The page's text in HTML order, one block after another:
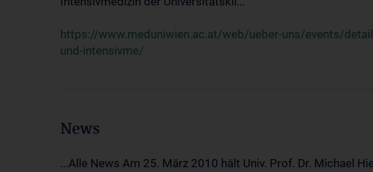
https://www.meduniwien.ac.at/web/ueber-uns/events/
und-intensivme/
News
...Alle News Am 25. März 2010 hält Univ. Prof. Dr. Michael